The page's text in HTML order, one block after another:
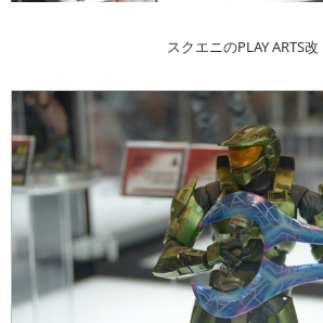
スクエニのPLAY ARTS改